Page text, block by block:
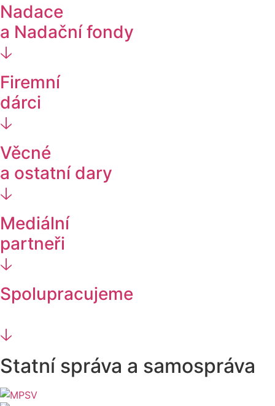
Nadace
a Nadační fondy
🡣
Firemní
dárci
🡣
Věcné
a ostatní dary
🡣
Mediální
partneři
🡣
Spolupracujeme
🡣
Statní správa a samospráva